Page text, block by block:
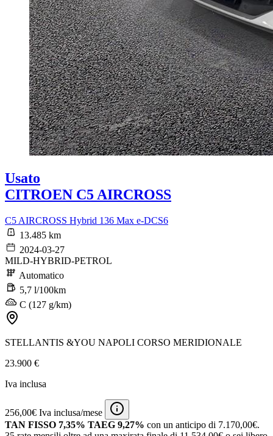
Usato
CITROEN C5 AIRCROSS
C5 AIRCROSS Hybrid 136 Max e-DCS6
13.485 km
2024-03-27
MILD-HYBRID-PETROL
Automatico
5,7 l/100km
C (127 g/km)
STELLANTIS &YOU NAPOLI CORSO MERIDIONALE
23.900 €
Iva inclusa
256,00€ Iva inclusa/mese
TAN FISSO 7,35% TAEG 9,27% con un anticipo di 7.170,00€.